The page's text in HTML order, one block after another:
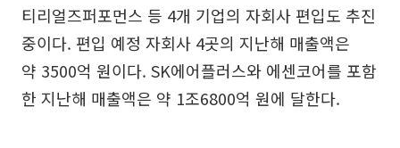
티리얼즈퍼포먼스 등 4개 기업의 자회사 편입도 추진
중이다. 편입 예정 자회사 4곳의 지난해 매출액은
약 3500억 원이다. SK에어플러스와 에센코어를 포함
한 지난해 매출액은 약 1조6800억 원에 달한다.